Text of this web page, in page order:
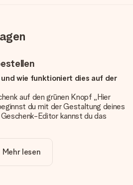
wie funktioniert dies auf der
auf den grünen Knopf „Hier
du mit der Gestaltung deines
Editor kannst du das
Designs, um deinem
zu verleihen.
Mehr lesen